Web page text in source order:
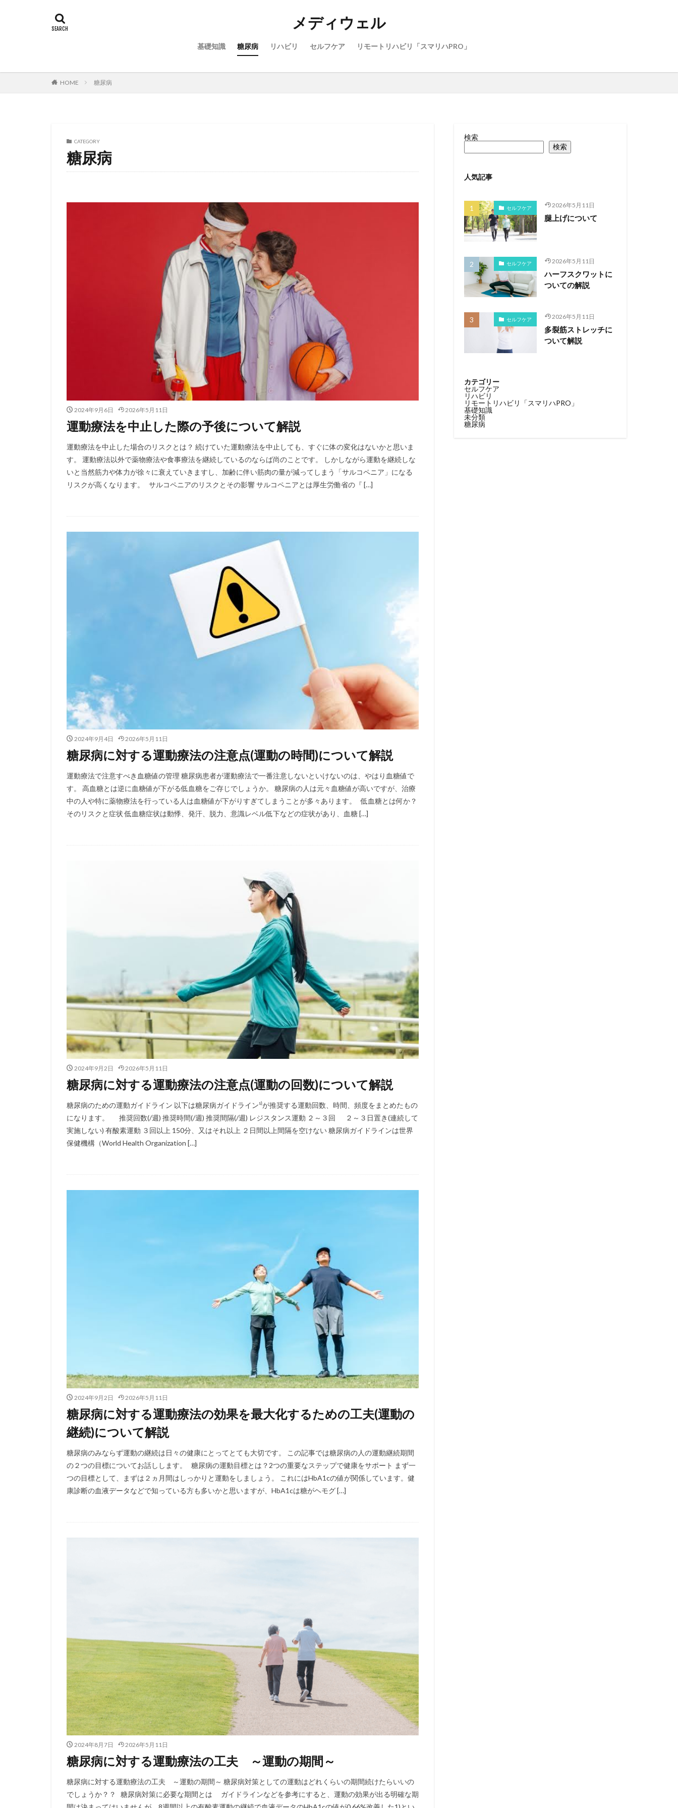
メディウェル
基礎知識 糖尿病 リハビリ セルフケア リモートリハビリ「スマリハPRO」
HOME 糖尿病
CATEGORY
糖尿病
2024年9月6日 2026年5月11日
運動療法を中止した際の予後について解説
運動療法を中止した場合のリスクとは？ 続けていた運動療法を中止しても、すぐに体の変化はないかと思いま
す。 運動療法以外で薬物療法や食事療法を継続しているのならば尚のことです。 しかしながら運動を継続しな
いと当然筋力や体力が徐々に衰えていきますし、加齢に伴い筋肉の量が減ってしまう「サルコペニア」になる
リスクが高くなります。 サルコペニアのリスクとその影響 サルコペニアとは厚生労働省の『 […]
2024年9月4日 2026年5月11日
糖尿病に対する運動療法の注意点(運動の時間)について解説
運動療法で注意すべき血糖値の管理 糖尿病患者が運動療法で一番注意しないといけないのは、やはり血糖値で
す。 高血糖とは逆に血糖値が下がる低血糖をご存じでしょうか。 糖尿病の人は元々血糖値が高いですが、治療
中の人や特に薬物療法を行っている人は血糖値が下がりすぎてしまうことが多々あります。 低血糖とは何か？
そのリスクと症状 低血糖症状は動悸、発汗、脱力、意識レベル低下などの症状があり、血糖 […]
2024年9月2日 2026年5月11日
糖尿病に対する運動療法の注意点(運動の回数)について解説
糖尿病のための運動ガイドライン 以下は糖尿病ガイドライン¹⁾が推奨する運動回数、時間、頻度をまとめたもの
になります。 推奨回数(/週) 推奨時間(/週) 推奨間隔(/週) レジスタンス運動 ２～３回 ２～３日置き(連続して
実施しない) 有酸素運動 ３回以上 150分、又はそれ以上 ２日間以上間隔を空けない 糖尿病ガイドラインは世界
保健機構（World Health Organization […]
2024年9月2日 2026年5月11日
糖尿病に対する運動療法の効果を最大化するための工夫(運動の
継続)について解説
糖尿病のみならず運動の継続は日々の健康にとってとても大切です。 この記事では糖尿病の人の運動継続期間
の２つの目標についてお話しします。 糖尿病の運動目標とは？2つの重要なステップで健康をサポート まず一
つの目標として、まずは２ヵ月間はしっかりと運動をしましょう。 これにはHbA1cの値が関係しています。健
康診断の血液データなどで知っている方も多いかと思いますが、HbA1cは糖がヘモグ […]
2024年8月7日 2026年5月11日
糖尿病に対する運動療法の工夫 ～運動の期間～
糖尿病に対する運動療法の工夫 ～運動の期間～ 糖尿病対策としての運動はどれくらいの期間続けたらいいの
でしょうか？？ 糖尿病対策に必要な期間とは ガイドラインなどを参考にすると、運動の効果が出る明確な期
検索
検索
人気記事
セルフケア 2026年5月11日
腿上げについて
セルフケア 2026年5月11日
ハーフスクワットに
ついての解説
セルフケア 2026年5月11日
多裂筋ストレッチに
ついて解説
カテゴリー
セルフケア
リハビリ
リモートリハビリ「スマリハPRO」
基礎知識
未分類
糖尿病